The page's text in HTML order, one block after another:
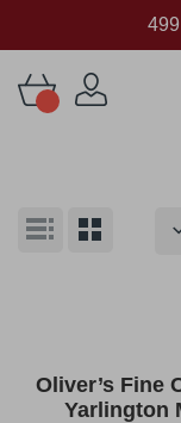
הצג
גריד
Oliver’s Fine
Yarlington